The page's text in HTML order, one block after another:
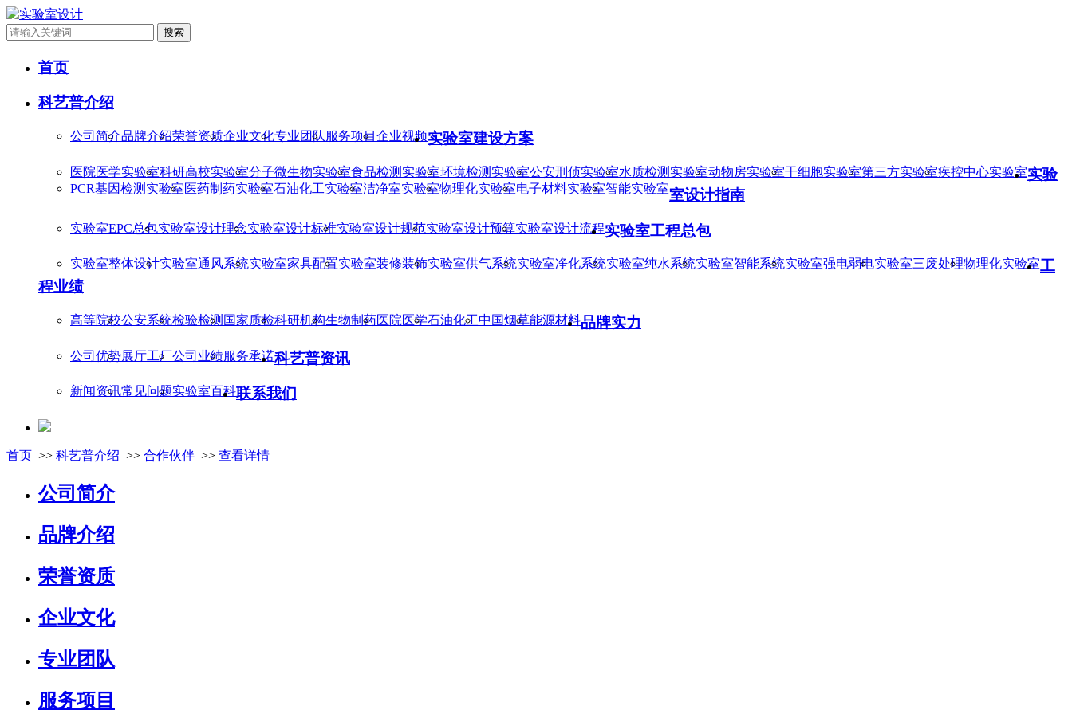
搜索
首页
科艺普介绍
公司简介品牌介绍荣誉资质企业文化专业团队 服务项目 企业视频实验室建设方案
医院医学实验室科研高校实验室分子微生物实验室食品检测实验室环境检测实验室公安刑侦实验室水质检测实验室动物房实验室干细胞实验室第三方实验室疾控中心实验室
PCR基因检测实验室医药制药实验室石油化工实验室洁净室实验室物理化实验室电子材料实验室智能实验室
实验
室设计指南
实验室EPC总包实验室设计理念实验室设计标准实验室设计规范实验室设计预算实验室设计流程实验室工程总包
实验室整体设计实验室通风系统实验室家具配置实验室装修装饰实验室供气系统实验室净化系统实验室纯水系统实验室智能系统实验室强电弱电实验室三废处理物理化实验室工
程业绩
高等院校公安系统检验检测 国家质检科研机构生物制药医院医学石油化工中国烟草能源材料品牌实力
公司优势展厅工厂公司业绩服务承诺科艺普资讯
新闻资讯常见问题实验室百科联系我们
首页 >> 科艺普介绍 >> 合作伙伴 >> 查看详情
公司简介
品牌介绍
荣誉资质
企业文化
专业团队
服务项目